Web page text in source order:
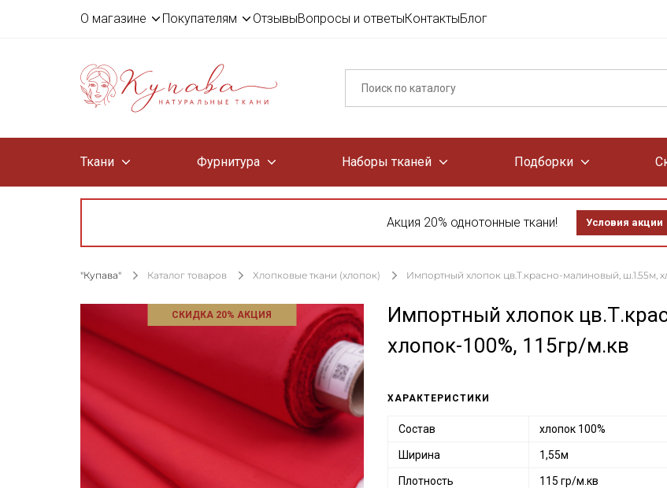
О магазине Покупателям ОтзывыВопросы и ответыКонтактыБлог
Ткани Фурнитура Наборы тканей Подборки
Акция 20% однотонные ткани! Условия акции
"Купава" Каталог товаров Хлопковые ткани (хлопок) Импортный хлопок цв.Т.красно-малиновый, ш.1.55м,
СКИДКА 20% АКЦИЯ
Импортный хлопок
хлопок-100%, 115гр/м.кв
ХАРАКТЕРИСТИКИ
Состав хлопок 100%
Ширина 1,55м
Плотность 115 гр/м.кв